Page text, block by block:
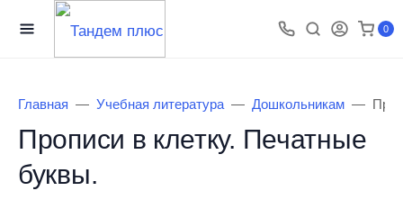
0
Главная Учебная литература Дошкольникам
Прописи в клетку. Печатные
буквы.